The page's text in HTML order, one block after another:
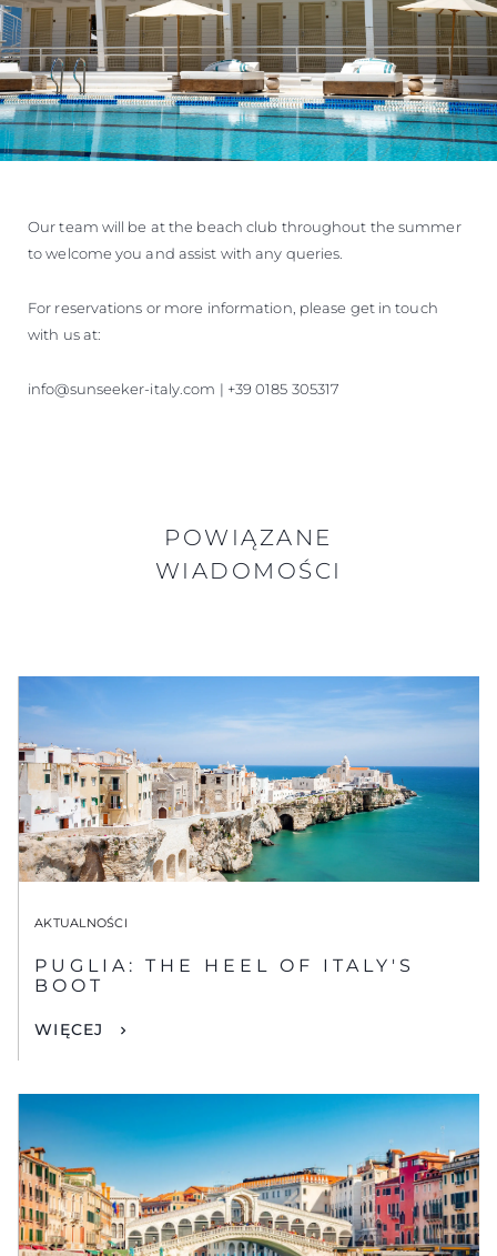
Our team will be at the beach club throughout the summer
to welcome you and assist with any queries.
For reservations or more information, please get in touch
with us at:
info@sunseeker-italy.com | +39 0185 305317
POWIĄZANE
WIADOMOŚCI
AKTUALNOŚCI
PUGLIA: THE HEEL OF ITALY'S
BOOT
WIĘCEJ